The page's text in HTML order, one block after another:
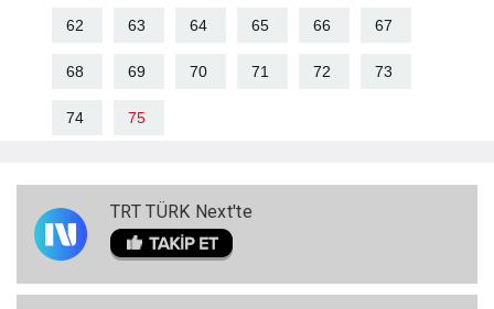
62 63 64 65 66 67
68 69 70 71 72 73
74 75
TRT TÜRK Next'te